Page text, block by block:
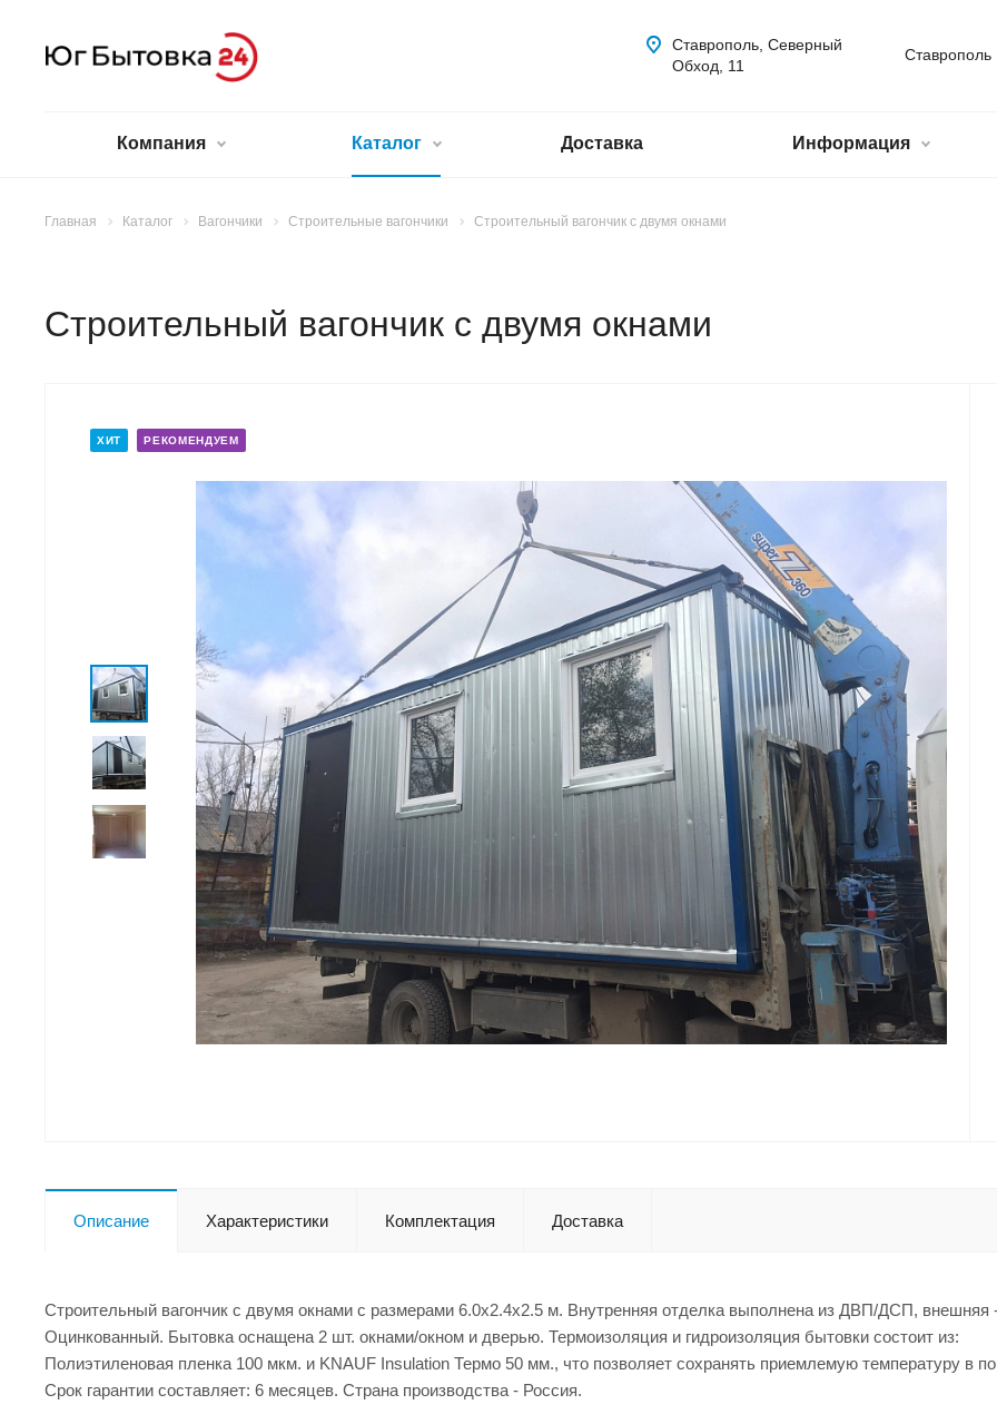
Ставрополь
Ставрополь, Северный
Обход, 11
Компания Каталог Доставка Информация
Главная Каталог Вагончики Строительные вагончики Строительный вагончик с двумя окнами
Строительный вагончик с двумя окнами
ХИТ РЕКОМЕНДУЕМ
Описание Характеристики Комплектация Доставка
Строительный вагончик с двумя окнами с размерами 6.0x2.4x2.5 м. Внутренняя отделка выполнена из ДВП/ДСП, внешняя
Оцинкованный. Бытовка оснащена 2 шт. окнами/окном и дверью. Термоизоляция и гидроизоляция бытовки состоит из:
Полиэтиленовая пленка 100 мкм. и KNAUF Insulation Термо 50 мм., что позволяет сохранять приемлемую температуру в
Срок гарантии составляет: 6 месяцев. Страна производства - Россия.